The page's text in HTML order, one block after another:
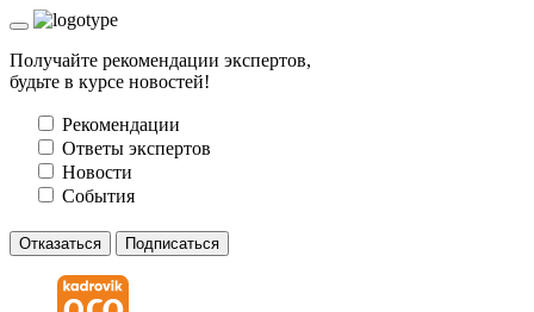
Получайте рекомендации экспертов,
будьте в курсе новостей!
Рекомендации
Ответы экспертов
Новости
События
Отказаться Подписаться